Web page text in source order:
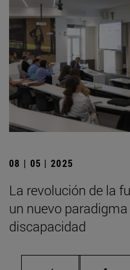
08 | 05 | 2025
La revolución de la
un nuevo
discapacidad